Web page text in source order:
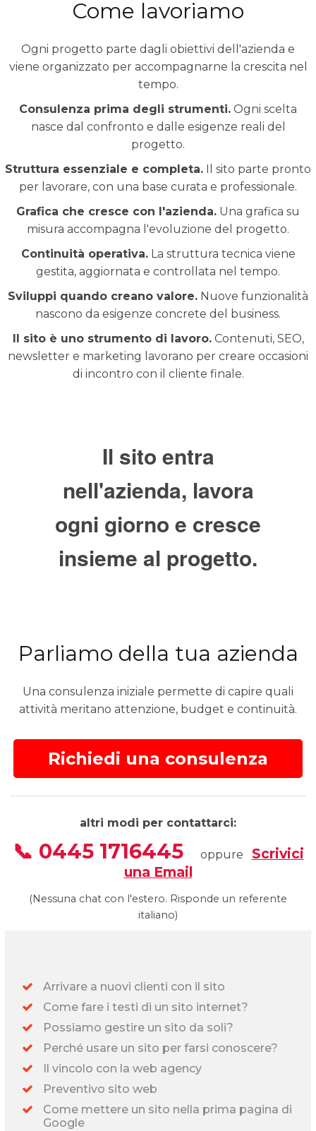
Come lavoriamo
Ogni progetto parte dagli obiettivi dell'azienda e
viene organizzato per accompagnarne la crescita nel
tempo.
Consulenza prima degli strumenti. Ogni scelta
nasce dal confronto e dalle esigenze reali del
progetto.
Struttura essenziale e completa. Il sito parte pronto
per lavorare, con una base curata e professionale.
Grafica che cresce con l'azienda. Una grafica su
misura accompagna l'evoluzione del progetto.
Continuità operativa.La struttura tecnica viene
gestita, aggiornata e controllata nel tempo.
Sviluppi quando creano valore. Nuove funzionalità
nascono da esigenze concrete del business.
Il sito è uno strumento di lavoro.Contenuti, SEO,
newsletter e marketing lavorano per creare occasioni
di incontro con il cliente finale.
Il sito entra
nell'azienda, lavora
ogni giorno e cresce
insieme al progetto.
Parliamo della tua azienda
Una consulenza iniziale permette di capire quali
attività meritano attenzione, budget e continuità.
Richiedi una consulenza
altri modi per contattarci:
📞 0445 1716445 oppure Scrivici
una Email
(Nessuna chat con l'estero. Risponde un referente
italiano)
Arrivare a nuovi clienti con il sito
Come fare i testi di un sito internet?
Possiamo gestire un sito da soli?
Perché usare un sito per farsi conoscere?
Il vincolo con la web agency
Preventivo sito web
Come mettere un sito nella prima pagina di
Google